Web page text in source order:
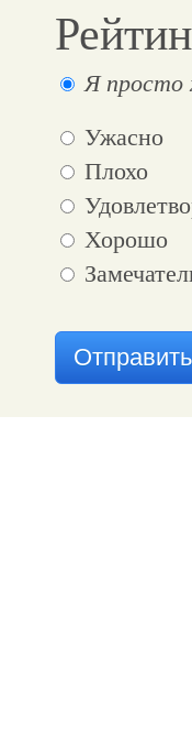
Я просто
Ужасно
Плохо
Хорошо
Отправить